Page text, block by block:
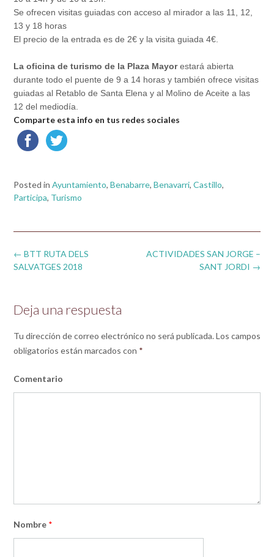
Se ofrecen visitas guiadas con acceso al mirador a las 11, 12,
13 y 18 horas
El precio de la entrada es de 2€ y la visita guiada 4€.
La oficina de turismo de la Plaza Mayorestará abierta
durante todo el puente de 9 a 14 horas y también ofrece visitas
guiadas al Retablo de Santa Elena y al Molino de Aceite a las
12 del mediodía.
Comparte esta info en tus redes sociales
Posted in Ayuntamiento, Benabarre, Benavarri, Castillo,
Participa, Turismo
Post
navigation
ACTIVIDADES SAN JORGE –
SANT JORDI →
← BTT RUTA DELS
SALVATGES 2018
Deja una respuesta
Tu dirección de correo electrónico no será publicada. Los campos
obligatorios están marcados con *
Comentario
Nombre *